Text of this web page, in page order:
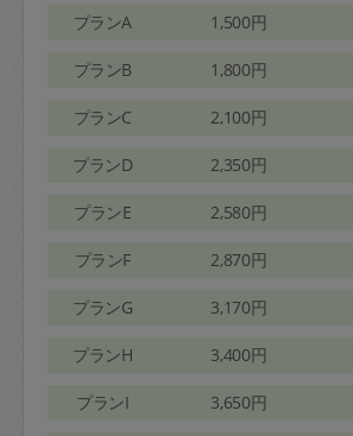
プランA 1,500円
プランB 1,800円
プランC 2,100円
プランD 2,350円
プランE 2,580円
プランF 2,870円
プランG 3,170円
プランH 3,400円
プランI 3,650円